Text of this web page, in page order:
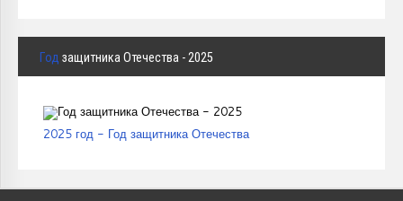
Год защитника Отечества - 2025
2025 год - Год защитника Отечества